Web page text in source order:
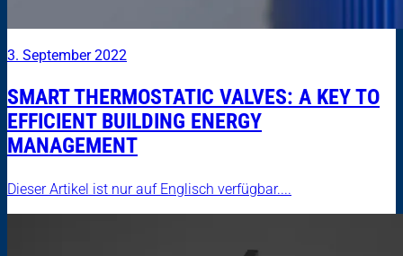
3. September 2022
SMART THERMOSTATIC VALVES: A KEY TO
EFFICIENT BUILDING ENERGY
MANAGEMENT
Dieser Artikel ist nur auf Englisch verfügbar....